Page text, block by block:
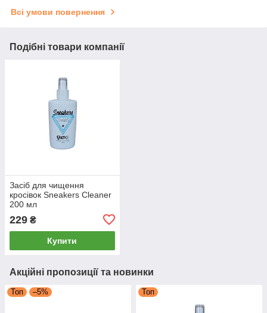
Всі умови повернення
Подібні товари компанії
Засіб для чищення
кросівок Sneakers Cleaner
200 мл
229 ₴
Купити
Акційні пропозиції та новинки
Топ –5% Топ